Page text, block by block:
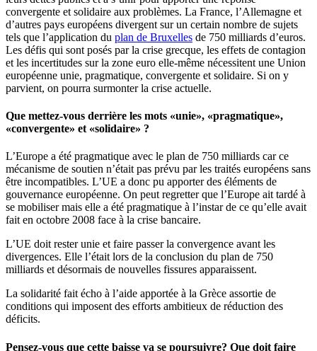
convergente et solidaire aux problèmes. La France, l’Allemagne et
d’autres pays européens divergent sur un certain nombre de sujets
tels que l’application du plan de Bruxelles de 750 milliards d’euros.
Les défis qui sont posés par la crise grecque, les effets de contagion
et les incertitudes sur la zone euro elle-même nécessitent une Union
européenne unie, pragmatique, convergente et solidaire. Si on y
parvient, on pourra surmonter la crise actuelle.
Que mettez-vous derrière les mots «unie», «pragmatique»,
«convergente» et «solidaire» ?
L’Europe a été pragmatique avec le plan de 750 milliards car ce
mécanisme de soutien n’était pas prévu par les traités européens sans
être incompatibles. L’UE a donc pu apporter des éléments de
gouvernance européenne. On peut regretter que l’Europe ait tardé à
se mobiliser mais elle a été pragmatique à l’instar de ce qu’elle avait
fait en octobre 2008 face à la crise bancaire.
L’UE doit rester unie et faire passer la convergence avant les
divergences. Elle l’était lors de la conclusion du plan de 750
milliards et désormais de nouvelles fissures apparaissent.
La solidarité fait écho à l’aide apportée à la Grèce assortie de
conditions qui imposent des efforts ambitieux de réduction des
déficits.
Pensez-vous que cette baisse va se poursuivre? Que doit faire